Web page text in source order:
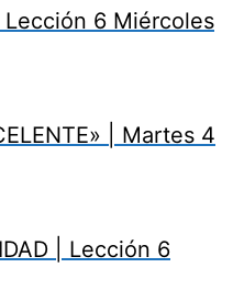
Lección 6 Miércoles
| Martes 4
| Lección 6